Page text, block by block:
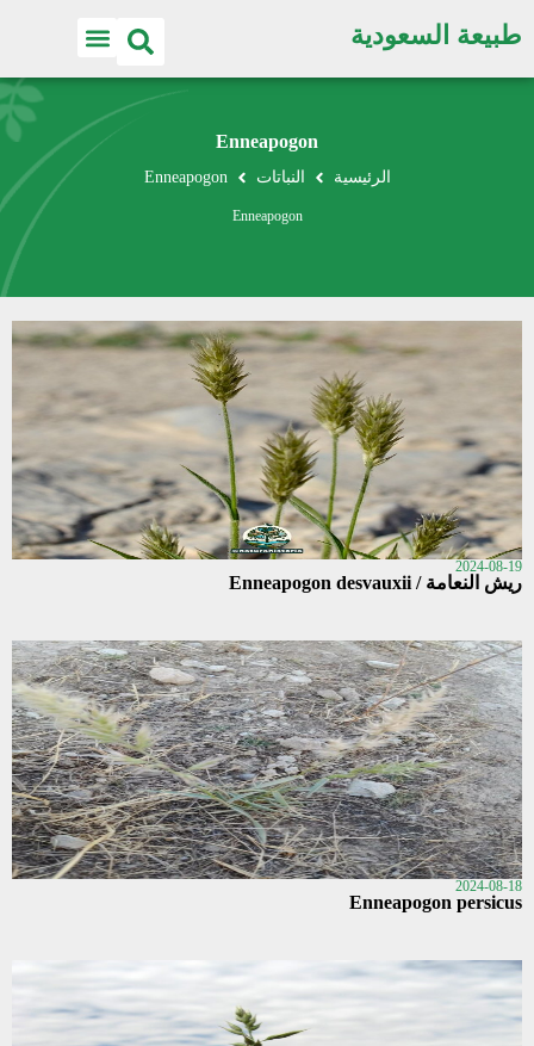
طبيعة السعودية
Enneapogon
الرئيسية النباتات Enneapogon
Enneapogon
2024-08-19
ريش النعامة / Enneapogon desvauxii
2024-08-18
Enneapogon persicus